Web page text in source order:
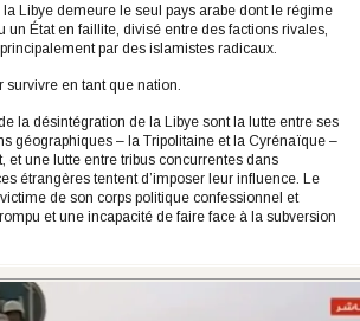
Libye demeure le seul pays arabe dont le régime
un État en faillite, divisé entre des factions rivales,
par des islamistes radicaux.
survivre en tant que nation.
la désintégration de la Libye sont la lutte entre ses
géographiques – la Tripolitaine et la Cyrénaïque –
et une lutte entre tribus concurrentes dans
étrangères tentent d’imposer leur influence. Le
de son corps politique confessionnel et
et une incapacité de faire face à la subversion